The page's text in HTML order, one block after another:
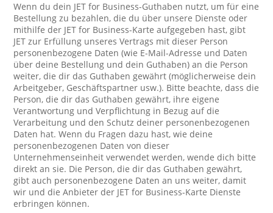
Wenn du dein JET for Business-Guthaben nutzt, um für eine
Bestellung zu bezahlen, die du über unsere Dienste oder
mithilfe der JET for Business-Karte aufgegeben hast, gibt
JET zur Erfüllung unseres Vertrags mit dieser Person
personenbezogene Daten (wie E-Mail-Adresse und Daten
über deine Bestellung und dein Guthaben) an die Person
weiter, die dir das Guthaben gewährt (möglicherweise dein
Arbeitgeber, Geschäftspartner usw.). Bitte beachte, dass die
Person, die dir das Guthaben gewährt, ihre eigene
Verantwortung und Verpflichtung in Bezug auf die
Verarbeitung und den Schutz deiner personenbezogenen
Daten hat. Wenn du Fragen dazu hast, wie deine
personenbezogenen Daten von dieser
Unternehmenseinheit verwendet werden, wende dich bitte
direkt an sie. Die Person, die dir das Guthaben gewährt,
gibt auch personenbezogene Daten an uns weiter, damit
wir und die Anbieter der JET for Business-Karte Dienste
erbringen können.